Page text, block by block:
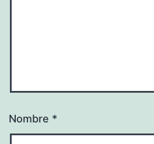
Nombre *